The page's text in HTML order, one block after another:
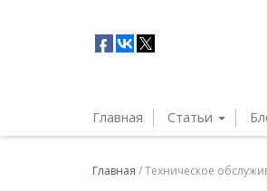
Главная Статьи
Главная /Техническое